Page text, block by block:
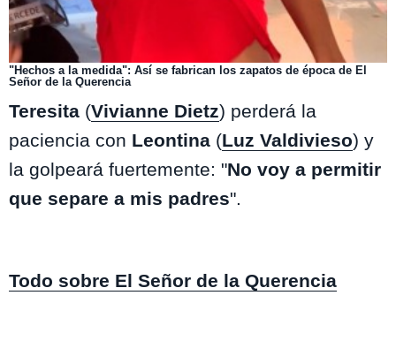
"Hechos a la medida": Así se fabrican los zapatos de época de El
Señor de la Querencia
Teresita (Vivianne Dietz) perderá la
paciencia con Leontina (Luz Valdivieso) y
la golpeará fuertemente: "No voy a permitir
que separe a mis padres".
Todo sobre El Señor de la Querencia